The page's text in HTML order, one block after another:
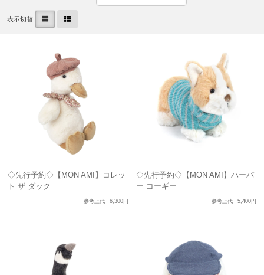
表示切替
◇先行予約◇【MON AMI】コレッ
ト ザ ダック
参考上代 6,300円
◇先行予約◇【MON AMI】ハーパ
ー コーギー
参考上代 5,400円